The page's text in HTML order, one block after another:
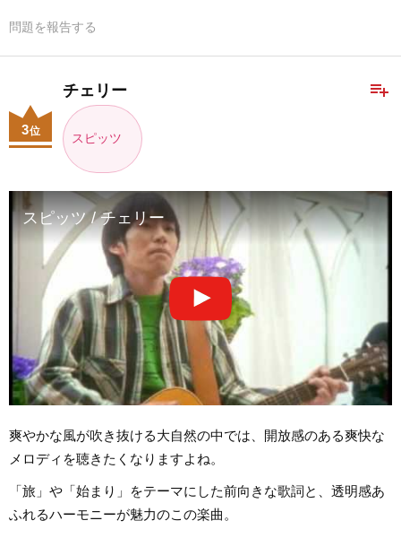
問題を報告する
playlist_add
チェリー
スピッツ
3位
スピッツ / チェリー
爽やかな風が吹き抜ける大自然の中では、開放感のある爽快な
メロディを聴きたくなりますよね。
「旅」や「始まり」をテーマにした前向きな歌詞と、透明感あ
ふれるハーモニーが魅力のこの楽曲。